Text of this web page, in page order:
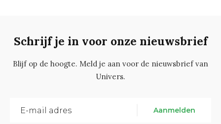
Schrijf je in voor onze nieuwsbrief
Blijf op de hoogte. Meld je aan voor de nieuwsbrief van
Univers.
Aanmelden